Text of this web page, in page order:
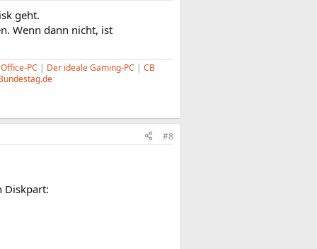
geht.
Wenn dann nicht, ist
PC | Der ideale Gaming-PC | CB
#8
Diskpart: